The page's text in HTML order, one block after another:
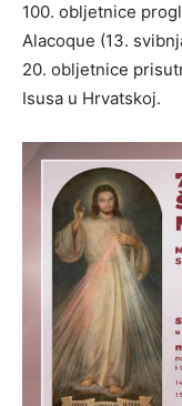
100. obljetnice
Alacoque (13.
20. obljetnice
Isusa u Hrvatskoj.